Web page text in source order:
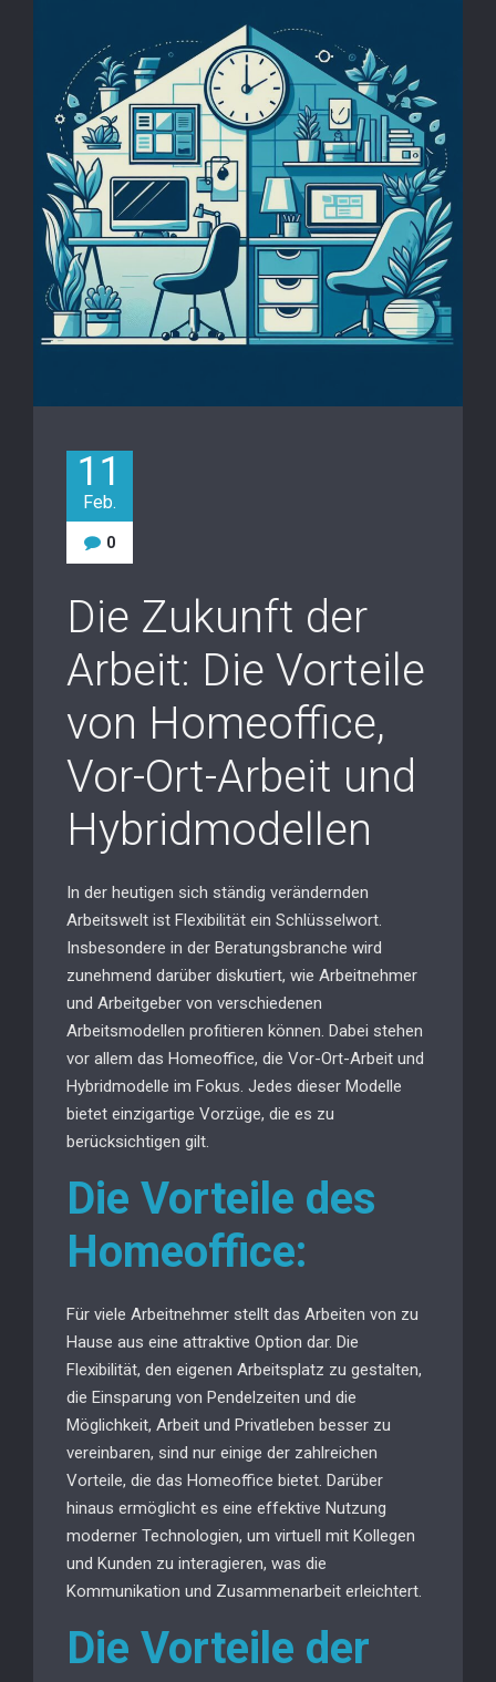
11
Feb.
0
Die Zukunft der
Arbeit: Die Vorteile
von Homeoffice,
Vor-Ort-Arbeit und
Hybridmodellen
In der heutigen sich ständig verändernden
Arbeitswelt ist Flexibilität ein Schlüsselwort.
Insbesondere in der Beratungsbranche wird
zunehmend darüber diskutiert, wie Arbeitnehmer
und Arbeitgeber von verschiedenen
Arbeitsmodellen profitieren können. Dabei stehen
vor allem das Homeoffice, die Vor-Ort-Arbeit und
Hybridmodelle im Fokus. Jedes dieser Modelle
bietet einzigartige Vorzüge, die es zu
berücksichtigen gilt.
Die Vorteile des
Homeoffice:
Für viele Arbeitnehmer stellt das Arbeiten von zu
Hause aus eine attraktive Option dar. Die
Flexibilität, den eigenen Arbeitsplatz zu gestalten,
die Einsparung von Pendelzeiten und die
Möglichkeit, Arbeit und Privatleben besser zu
vereinbaren, sind nur einige der zahlreichen
Vorteile, die das Homeoffice bietet. Darüber
hinaus ermöglicht es eine effektive Nutzung
moderner Technologien, um virtuell mit Kollegen
und Kunden zu interagieren, was die
Kommunikation und Zusammenarbeit erleichtert.
Die Vorteile der